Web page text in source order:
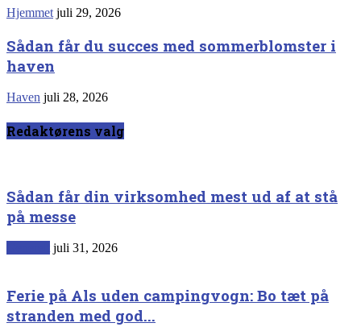
Hjemmet juli 29, 2026
Sådan får du succes med sommerblomster i
haven
Haven juli 28, 2026
Redaktørens valg
Sådan får din virksomhed mest ud af at stå
på messe
juli 31, 2026
Ferie på Als uden campingvogn: Bo tæt på
stranden med god...